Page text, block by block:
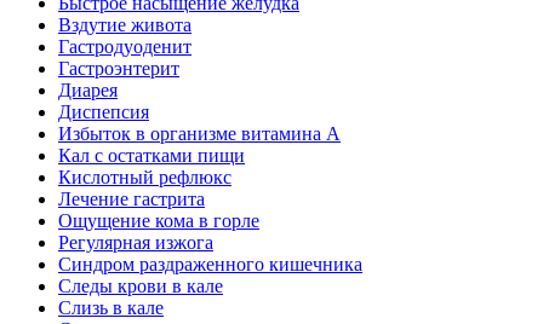
Вздутие живота
Гастродуоденит
Гастроэнтерит
Диарея
Диспепсия
Избыток в организме витамина А
Кал с остатками пищи
Кислотный рефлюкс
Лечение гастрита
Ощущение кома в горле
Регулярная изжога
Синдром раздраженного кишечника
Следы крови в кале
Слизь в кале